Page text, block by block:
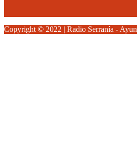
Copyright © 2022 | Radio Serranía -